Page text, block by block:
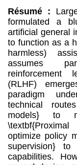
Résumé :
formulated a
artificial general
to function as a
harmless)
assumes
reinforcement
(RLHF)
paradigm
technical
models} to
optimize policy
supervision} to
capabilities.